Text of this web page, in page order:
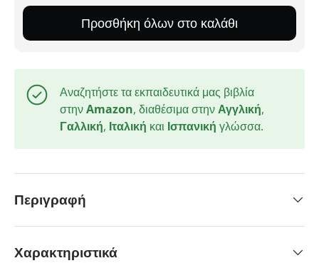
Προσθήκη όλων στο καλάθι
Αναζητήστε τα εκπαιδευτικά μας βιβλία
στηνAmazon, διαθέσιμα στηνΑγγλική,
Γαλλική, Ιταλική και Ισπανική γλώσσα.
Περιγραφή
Χαρακτηριστικά